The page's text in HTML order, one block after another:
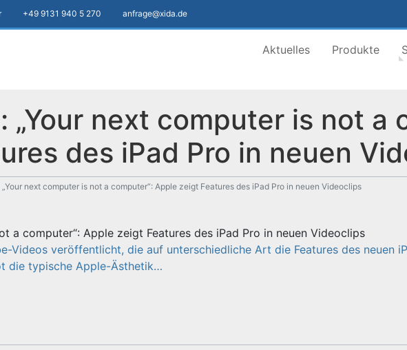
+49 9131 940 5 270 anfrage@xida.de
Aktuelles Produkte
„Your next computer is not a
des iPad Pro in neuen
next computer is not a computer“: Apple zeigt Features des iPad Pro in neuen Videoclips
a computer“: Apple zeigt Features des iPad Pro in neuen Videoclips